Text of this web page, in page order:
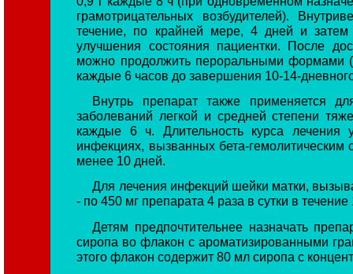
грамотрицательных возбудителей).
течение, по крайней мере, 4 дней и
улучшения состояния пациентки. После
можно продолжить пероральными формами
каждые 6 часов до завершения 10-14-
Внутрь препарат также применяется
заболеваний легкой и средней степени
каждые 6 ч. Длительность курса лечения
инфекциях, вызванных бета-гемолитическим
менее 10 дней.
Для лечения инфекций шейки матки,
- по 450 мг препарата 4 раза в сутки в
Детям предпочтительнее назначать
сиропа во флакон с ароматизированными
этого флакон содержит 80 мл сиропа с